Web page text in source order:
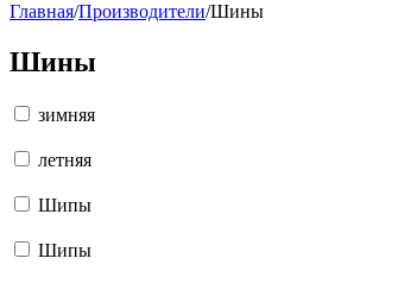
Главная/Производители/Шины
Шины
зимняя
летняя
Шипы
Шипы